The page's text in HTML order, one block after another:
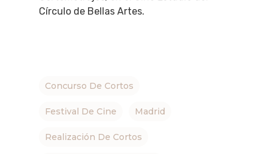
Círculo de Bellas Artes.
Concurso De Cortos
Festival De Cine Madrid
Realización De Cortos